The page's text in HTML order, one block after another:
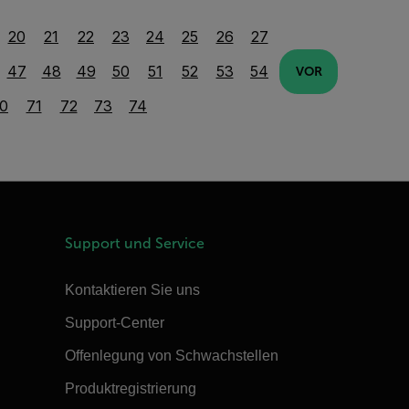
20 21 22 23 24 25 26
27
47
48 49 50 51 52 53
54
71 72 73 74
VOR
Support und Service
Kontaktieren Sie uns
Support-Center
Offenlegung von Schwachstellen
Produktregistrierung